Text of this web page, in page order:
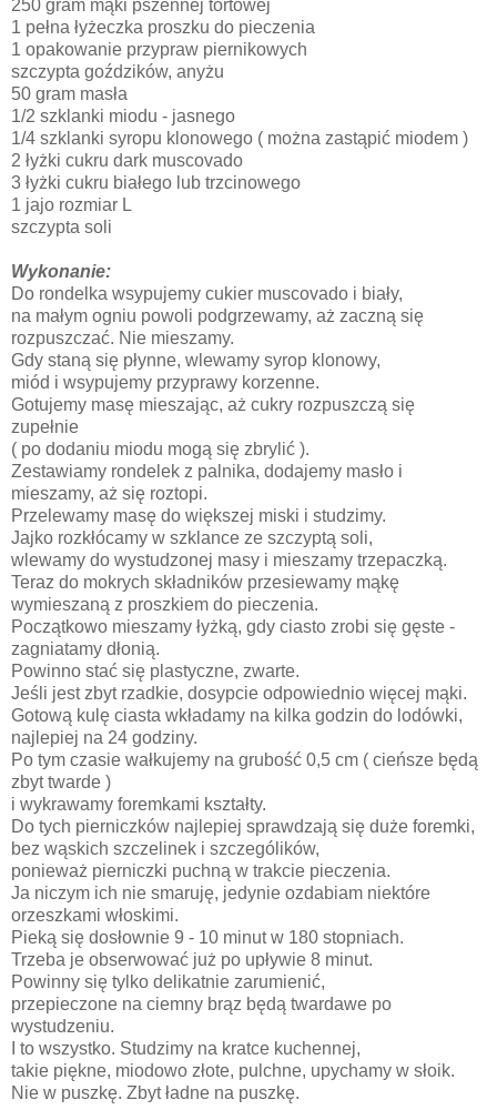
250 gram mąki pszennej tortowej
1 pełna łyżeczka proszku do pieczenia
1 opakowanie przypraw piernikowych
szczypta goździków, anyżu
50 gram masła
1/2 szklanki miodu - jasnego
1/4 szklanki syropu klonowego ( można zastąpić miodem )
2 łyżki cukru dark muscovado
3 łyżki cukru białego lub trzcinowego
1 jajo rozmiar L
szczypta soli
Wykonanie:
Do rondelka wsypujemy cukier muscovado i biały,
na małym ogniu powoli podgrzewamy, aż zaczną się
rozpuszczać. Nie mieszamy.
Gdy staną się płynne, wlewamy syrop klonowy,
miód i wsypujemy przyprawy korzenne.
Gotujemy masę mieszając, aż cukry rozpuszczą się
zupełnie
( po dodaniu miodu mogą się zbrylić ).
Zestawiamy rondelek z palnika, dodajemy masło i
mieszamy, aż się roztopi.
Przelewamy masę do większej miski i studzimy.
Jajko rozkłócamy w szklance ze szczyptą soli,
wlewamy do wystudzonej masy i mieszamy trzepaczką.
Teraz do mokrych składników przesiewamy mąkę
wymieszaną z proszkiem do pieczenia.
Początkowo mieszamy łyżką, gdy ciasto zrobi się gęste -
zagniatamy dłonią.
Powinno stać się plastyczne, zwarte.
Jeśli jest zbyt rzadkie, dosypcie odpowiednio więcej mąki.
Gotową kulę ciasta wkładamy na kilka godzin do lodówki,
najlepiej na 24 godziny.
Po tym czasie wałkujemy na grubość 0,5 cm ( cieńsze będą
zbyt twarde )
i wykrawamy foremkami kształty.
Do tych pierniczków najlepiej sprawdzają się duże foremki,
bez wąskich szczelinek i szczególików,
ponieważ pierniczki puchną w trakcie pieczenia.
Ja niczym ich nie smaruję, jedynie ozdabiam niektóre
orzeszkami włoskimi.
Pieką się dosłownie 9 - 10 minut w 180 stopniach.
Trzeba je obserwować już po upływie 8 minut.
Powinny się tylko delikatnie zarumienić,
przepieczone na ciemny brąz będą twardawe po
wystudzeniu.
I to wszystko. Studzimy na kratce kuchennej,
takie piękne, miodowo złote, pulchne, upychamy w słoik.
Nie w puszkę. Zbyt ładne na puszkę.